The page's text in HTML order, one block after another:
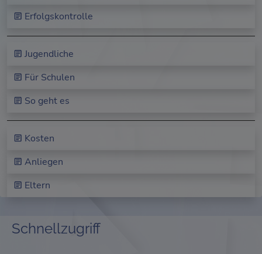
Erfolgskontrolle
Jugendliche
Für Schulen
So geht es
Kosten
Anliegen
Eltern
Schnellzugriff